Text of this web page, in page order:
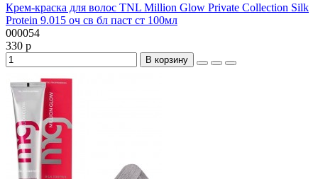
Крем-краска для волос TNL Million Glow Private Collection Silk
Protein 9.015 оч св бл паст ст 100мл
000054
330 р
В корзину